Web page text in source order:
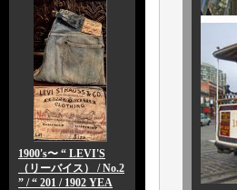
1900's〜 “ LEVI'S
（リーバイス） / No.2
” / “ 201 / 1902 YEA